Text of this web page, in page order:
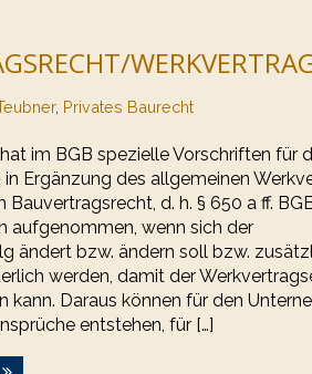
, Privates Baurecht
im BGB spezielle Vorschriften für
in Ergänzung des allgemeinen
d. h. § 650 a ff.
aufgenommen, wenn sich der
ändert bzw. ändern soll bzw.
werden, damit der
kann. Daraus können für den
entstehen, für […]